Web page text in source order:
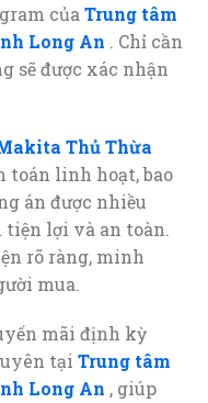
của Trung tâm
Long An . Chỉ cần
sẽ được xác nhận
Thủ Thừa
toán linh hoạt, bao
án được nhiều
lợi và an toàn.
rõ ràng, minh
mua.
mãi định kỳ
tại Trung tâm
Long An , giúp